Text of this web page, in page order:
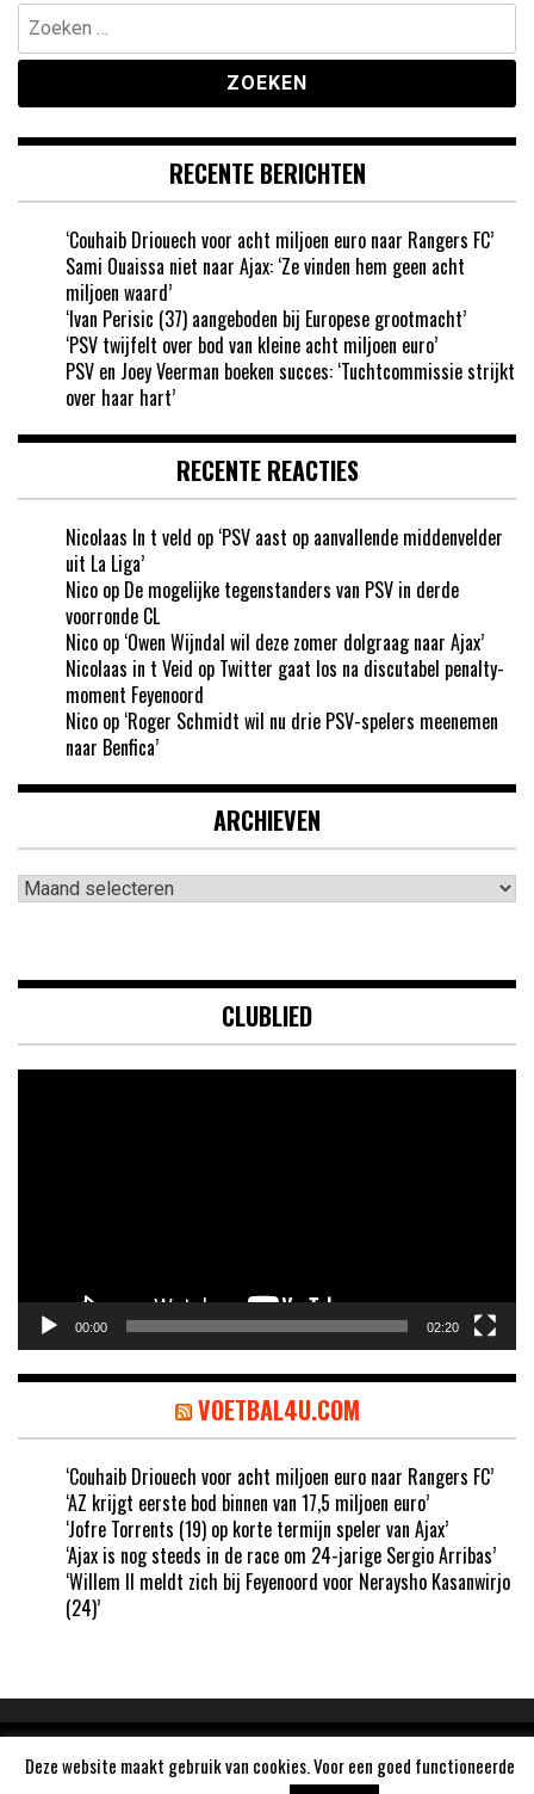
Zoeken
naar:
RECENTE BERICHTEN
‘Couhaib Driouech voor acht miljoen euro naar Rangers FC’
Sami Ouaissa niet naar Ajax: ‘Ze vinden hem geen acht
miljoen waard’
‘Ivan Perisic (37) aangeboden bij Europese grootmacht’
‘PSV twijfelt over bod van kleine acht miljoen euro’
PSV en Joey Veerman boeken succes: ‘Tuchtcommissie strijkt
over haar hart’
RECENTE REACTIES
Nicolaas In t veld op ‘PSV aast op aanvallende middenvelder
uit La Liga’
Nico op De mogelijke tegenstanders van PSV in derde
voorronde CL
Nico op ‘Owen Wijndal wil deze zomer dolgraag naar Ajax’
Nicolaas in t Veid op Twitter gaat los na discutabel penalty-
moment Feyenoord
Nico op ‘Roger Schmidt wil nu drie PSV-spelers meenemen
naar Benfica’
ARCHIEVEN
Archieven
CLUBLIED
00:00 02:20
VOETBAL4U.COM
‘Couhaib Driouech voor acht miljoen euro naar Rangers FC’
‘AZ krijgt eerste bod binnen van 17,5 miljoen euro’
‘Jofre Torrents (19) op korte termijn speler van Ajax’
‘Ajax is nog steeds in de race om 24-jarige Sergio Arribas’
‘Willem II meldt zich bij Feyenoord voor Neraysho Kasanwirjo
(24)’
Aangedreven doorWordPress
Deze website maakt gebruik van cookies. Voor een goed functioneerde